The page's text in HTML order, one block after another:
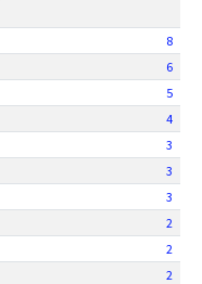
8
6
5
4
3
3
3
2
2
2